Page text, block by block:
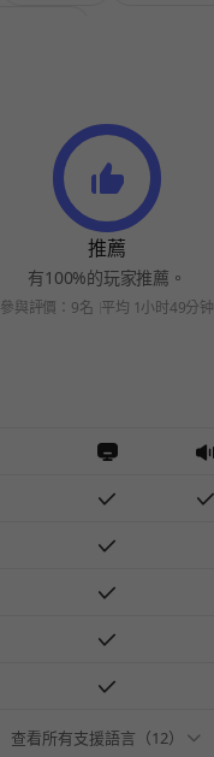
推薦
有100%的玩家推薦。
參與評價：9名 平均 1小时49分钟
查看所有支援語言（12）